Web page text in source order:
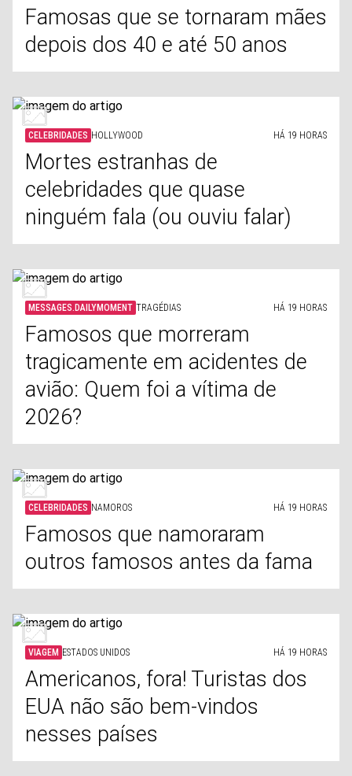
Famosas que se tornaram mães
depois dos 40 e até 50 anos
CELEBRIDADES HOLLYWOOD HÁ 19 HORAS
Mortes estranhas de
celebridades que quase
ninguém fala (ou ouviu falar)
MESSAGES.DAILYMOMENT TRAGÉDIAS HÁ 19 HORAS
Famosos que morreram
tragicamente em acidentes de
avião: Quem foi a vítima de
2026?
CELEBRIDADES NAMOROS HÁ 19 HORAS
Famosos que namoraram
outros famosos antes da fama
VIAGEM ESTADOS UNIDOS HÁ 19 HORAS
Americanos, fora! Turistas dos
EUA não são bem-vindos
nesses países